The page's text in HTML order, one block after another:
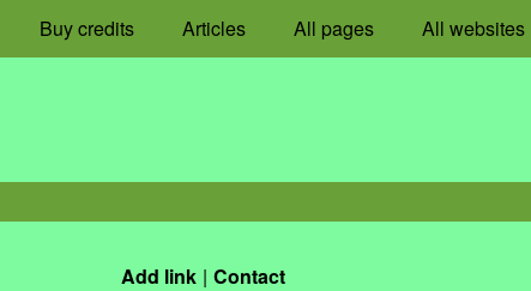
Buy credits Articles All pages All websites
Add link Contact